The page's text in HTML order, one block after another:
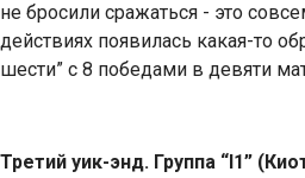
не бросили сражаться - это
действиях появилась какая-то
шести” с 8 победами в девяти
Третий уик-энд. Группа “I1”